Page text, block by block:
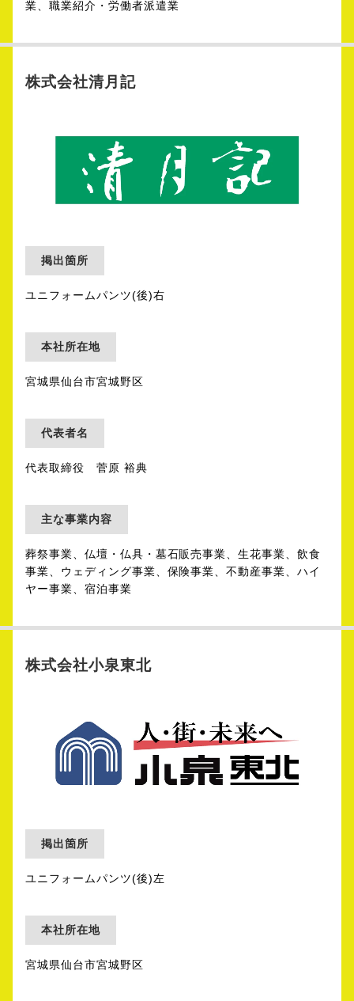
業、職業紹介・労働者派遣業
株式会社清月記
掲出箇所
ユニフォームパンツ(後)右
本社所在地
宮城県仙台市宮城野区
代表者名
代表取締役 菅原 裕典
主な事業内容
葬祭事業、仏壇・仏具・墓石販売事業、生花事業、飲食
事業、ウェディング事業、保険事業、不動産事業、ハイ
ヤー事業、宿泊事業
株式会社小泉東北
掲出箇所
ユニフォームパンツ(後)左
本社所在地
宮城県仙台市宮城野区